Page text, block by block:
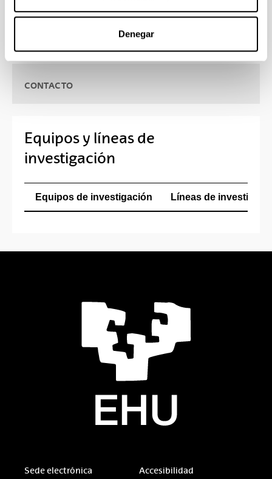
Denegar
CONTACTO
Equipos y líneas de
investigación
Equipos de investigación Líneas de
Sede electrónica Accesibilidad